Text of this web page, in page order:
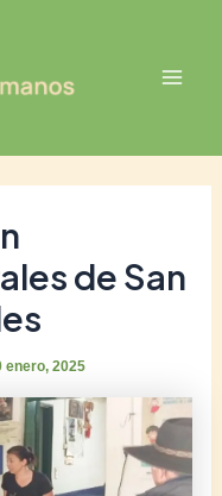
de San
enero, 2025